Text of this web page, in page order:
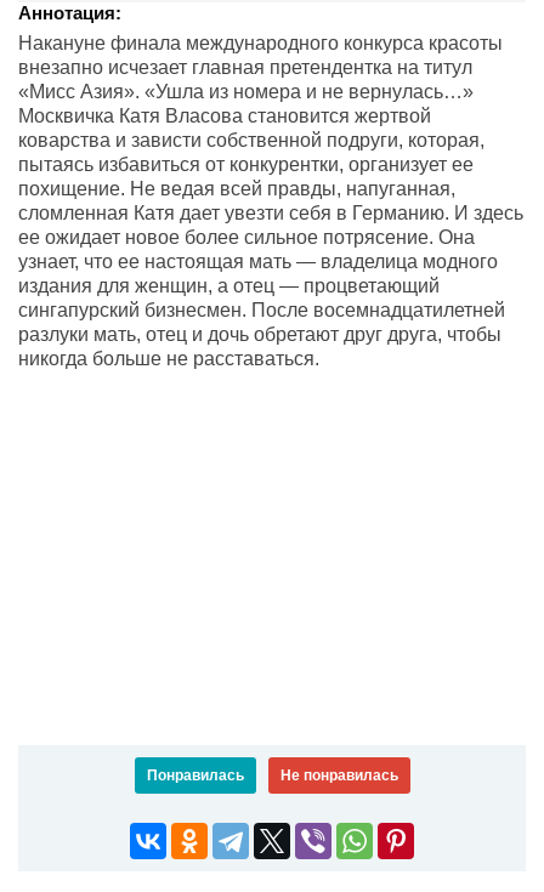
Аннотация:
Накануне финала международного конкурса красоты
внезапно исчезает главная претендентка на титул
«Мисс Азия». «Ушла из номера и не вернулась…»
Москвичка Катя Власова становится жертвой
коварства и зависти собственной подруги, которая,
пытаясь избавиться от конкурентки, организует ее
похищение. Не ведая всей правды, напуганная,
сломленная Катя дает увезти себя в Германию. И здесь
ее ожидает новое более сильное потрясение. Она
узнает, что ее настоящая мать — владелица модного
издания для женщин, а отец — процветающий
сингапурский бизнесмен. После восемнадцатилетней
разлуки мать, отец и дочь обретают друг друга, чтобы
никогда больше не расставаться.
Понравилась Не понравилась